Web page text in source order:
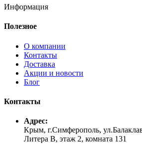
Информация
Полезное
О компании
Контакты
Доставка
Акции и новости
Блог
Контакты
Адрес:
Крым, г.Симферополь,
Литера В, этаж 2, комната 131